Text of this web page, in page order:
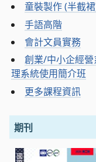
童裝製作 (半截
手語高階
會計文員實務
創業/中小企經
理系統使用簡介班
更多課程資訊
期刊